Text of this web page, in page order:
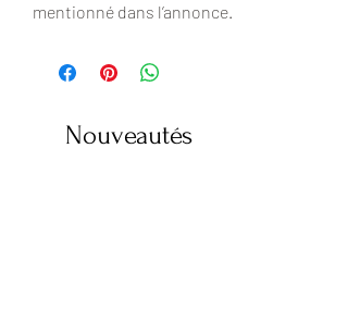
mentionné dans l’annonce.
Nouveautés